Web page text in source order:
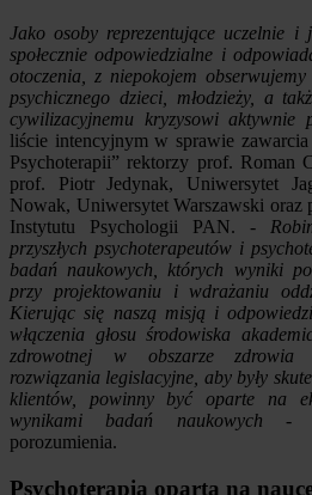
Jako osoby reprezentujące uczelnie i
społecznie odpowiedzialne i
otoczenia, z niepokojem
psychicznego dzieci, młodzieży, a
cywilizacyjnemu kryzysowi aktywnie
liście intencyjnym w sprawie
Psychoterapii” rektorzy prof. Roman
prof. Piotr Jedynak, Uniwersytet
Nowak, Uniwersytet Warszawski oraz
Instytutu Psychologii PAN. -
przyszłych psychoterapeutów i
badań naukowych, których wyniki
przy projektowaniu i wdrażaniu
Kierując się naszą misją i
włączenia głosu środowiska
zdrowotnej w obszarze zdrowia
rozwiązania legislacyjne, aby były
klientów, powinny być oparte na
wynikami badań naukowych -
porozumienia.
Psychoterapia oparta na